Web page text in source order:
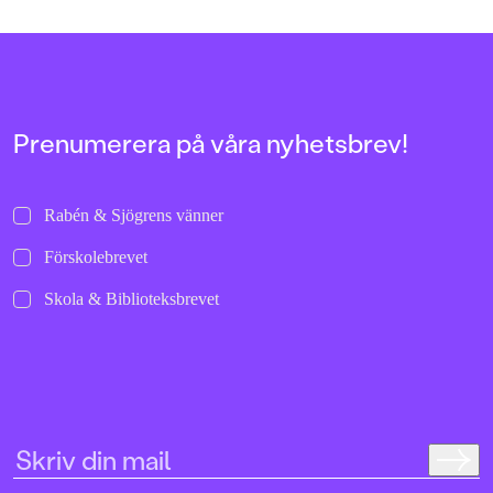
Prenumerera på våra nyhetsbrev!
Rabén & Sjögrens vänner
Förskolebrevet
Skola & Biblioteksbrevet